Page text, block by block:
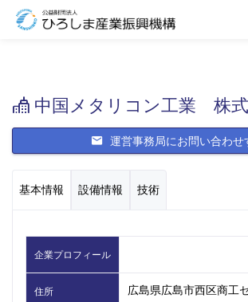
中国メタリコン工業 株
運営事務局にお問い合わせ
基本情報 設備情報 技術
企業プロフィール
住所 広島県広島市西区商工